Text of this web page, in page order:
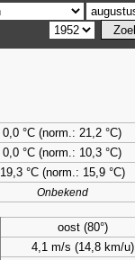
0,0 °C (norm.: 21,2 °C)
0,0 °C (norm.: 10,3 °C)
19,3 °C (norm.: 15,9 °C)
Onbekend
oost (80°)
4,1 m/s (14,8 km/u)